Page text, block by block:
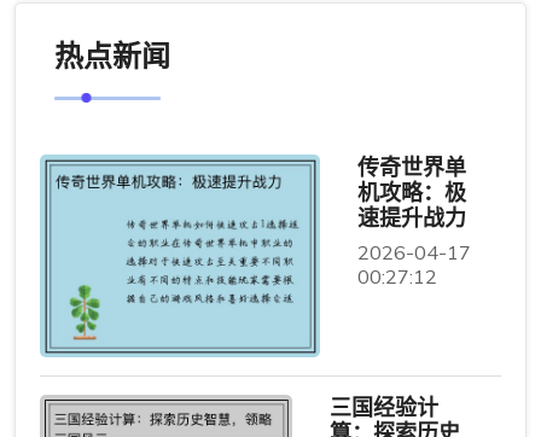
热点新闻
传奇世界单
机攻略：极
速提升战力
2026-04-17
00:27:12
三国经验计